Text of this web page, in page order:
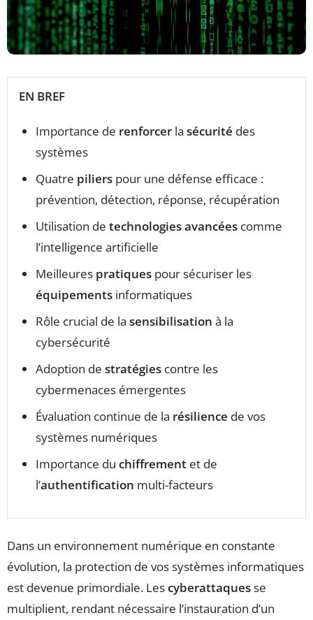
EN BREF
Importance de renforcer la sécurité des
systèmes
Quatre piliers pour une défense efficace :
prévention, détection, réponse, récupération
Utilisation de technologies avancées comme
l’intelligence artificielle
Meilleures pratiques pour sécuriser les
équipements informatiques
Rôle crucial de la sensibilisation à la
cybersécurité
Adoption de stratégies contre les
cybermenaces émergentes
Évaluation continue de la résilience de vos
systèmes numériques
Importance du chiffrement et de
l’authentification multi-facteurs
Dans un environnement numérique en constante
évolution, la protection de vos systèmes informatiques
est devenue primordiale. Lescyberattaquesse
multiplient, rendant nécessaire l’instauration d’un